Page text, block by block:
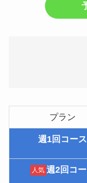
プラン
週1回コース
人気 週2回コ